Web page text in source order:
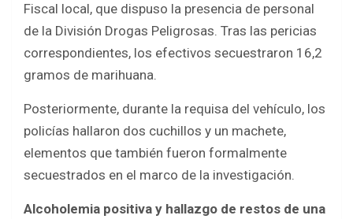
Fiscal local, que dispuso la presencia de personal
de la División Drogas Peligrosas. Tras las pericias
correspondientes, los efectivos secuestraron 16,2
gramos de marihuana.
Posteriormente, durante la requisa del vehículo, los
policías hallaron dos cuchillos y un machete,
elementos que también fueron formalmente
secuestrados en el marco de la investigación.
Alcoholemia positiva y hallazgo de restos de una